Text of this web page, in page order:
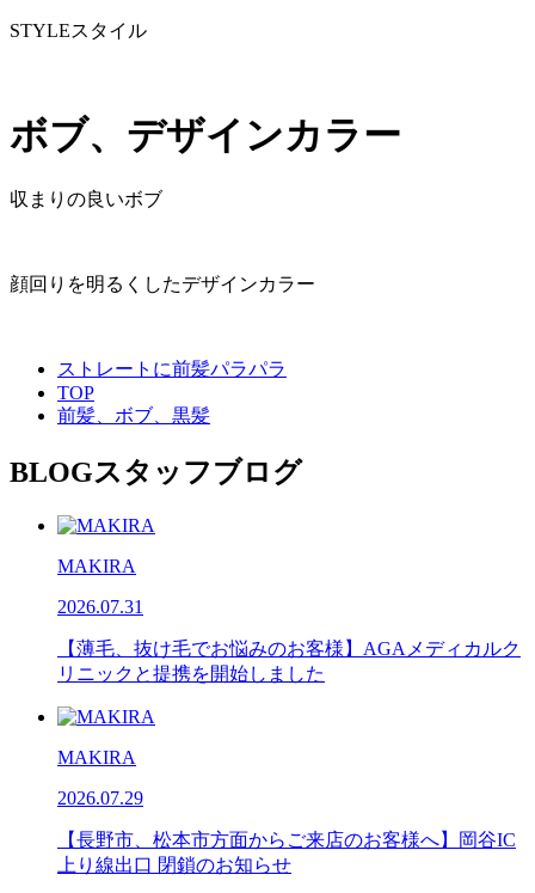
STYLEスタイル
ボブ、デザインカラー
収まりの良いボブ
顔回りを明るくしたデザインカラー
ストレートに前髪パラパラ
TOP
前髪、ボブ、黒髪
BLOGスタッフブログ
MAKIRA
2026.07.31
【薄毛、抜け毛でお悩みのお客様】AGAメディカルク
リニックと提携を開始しました
MAKIRA
2026.07.29
【長野市、松本市方面からご来店のお客様へ】岡谷IC
上り線出口 閉鎖のお知らせ